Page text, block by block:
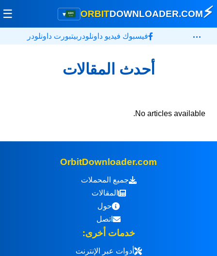
▾ ⚡
ORBITDOWNLOADER.COM
☰
فيسبوك فيديو داونلودر بيتبورت داونلودر …
أحدث المقالات
No articles available.
OrbitDownloader.com
جميع المحملات
المقالات
حول
اتصل
خدمات أخرى:
أدوات عبر الإنترنت